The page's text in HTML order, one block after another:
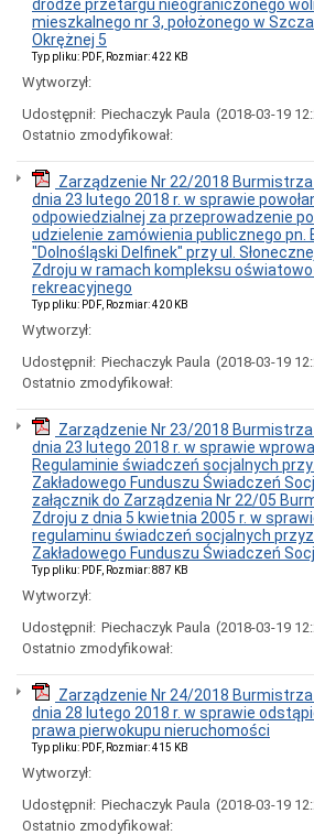
Podawcza
Informacja
rejestrów
ewidencji
firm
prowadzących
działalność
terenie
Gminy
Szczawno-
Zdrój
Ewidencja
Zabytków
Wykaz
pochowanych
na
Cmentarzu
Komunalnym
Wykaz
obiektów
hotelarskich
pokoi
gościnnych
w
Zdroju
rejestrów
ewidencji
Wykaz
organizacji
pozarządowych
Udostępnianie
danych
drodze przetargu nieograniczonego
mieszkalnego nr 3, położonego w
Okrężnej 5
Typ pliku: PDF, Rozmiar: 422 KB
Wytworzył:
Udostępnił: Piechaczyk Paula (2018-03-19
Ostatnio zmodyfikował:
Zarządzenie Nr 22/2018
dnia 23 lutego 2018 r. w sprawie
odpowiedzialnej za przeprowadzenie
udzielenie zamówienia publicznego pn.
"Dolnośląski Delfinek" przy ul.
Zdroju w ramach kompleksu
rekreacyjnego
Typ pliku: PDF, Rozmiar: 420 KB
Wytworzył:
Udostępnił: Piechaczyk Paula (2018-03-19
Ostatnio zmodyfikował:
Zarządzenie Nr 23/2018
dnia 23 lutego 2018 r. w sprawie
Regulaminie świadczeń socjalnych
Zakładowego Funduszu Świadczeń
załącznik do Zarządzenia Nr 22/05
Zdroju z dnia 5 kwietnia 2005 r. w
regulaminu świadczeń socjalnych
Zakładowego Funduszu Świadczeń
Typ pliku: PDF, Rozmiar: 887 KB
Wytworzył:
Udostępnił: Piechaczyk Paula (2018-03-19
Ostatnio zmodyfikował:
Zarządzenie Nr 24/2018
dnia 28 lutego 2018 r. w sprawie
prawa pierwokupu nieruchomości
Typ pliku: PDF, Rozmiar: 415 KB
Wytworzył:
Udostępnił: Piechaczyk Paula (2018-03-19
Ostatnio zmodyfikował: